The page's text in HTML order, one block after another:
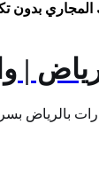
تكسير 0501078510 اتصل الآن خصم
|
بالرياض